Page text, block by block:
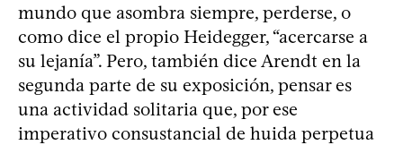
mundo que asombra siempre, perderse, o
como dice el propio Heidegger, “acercarse a
su lejanía”. Pero, también dice Arendt en la
segunda parte de su exposición, pensar es
una actividad solitaria que, por ese
imperativo consustancial de huida perpetua